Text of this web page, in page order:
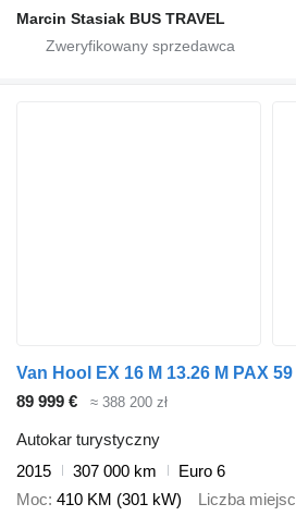
Marcin Stasiak BUS TRAVEL
89 999 € ≈ 388 200 zł
Autokar turystyczny
2015
307 000 km
Euro 6
Moc 410 KM (301 kW) Liczba miejsc